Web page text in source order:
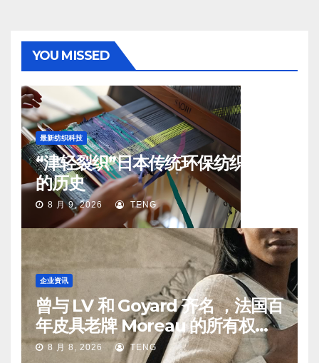
YOU MISSED
最新纺织科技
“津轻裂织”日本传统环保纺织工艺
的历史
8 月 9, 2026 TENG
企业资讯
曾与 LV 和 Goyard 齐名 ，法国百
年皮具老牌 Moreau 的所有权易
手8 月 8, 2026 TENG